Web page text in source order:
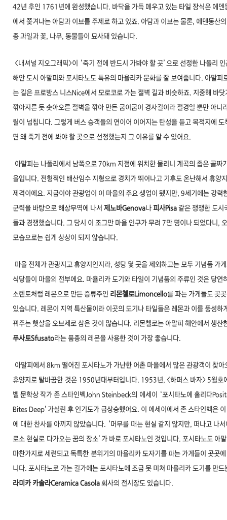
42년 후인 1761년에 완성했습니다. 바닥을 가득 메우고 있는 타일 장식은 에덴
에서 쫓겨나는 아담과 이브를 주제로 하고 있죠. 아담과 이브는 물론, 에덴동산
종 과일과 꽃, 나무, 동물들이 묘사돼 있습니다.
<내셔널 지오그래픽>이 ‘죽기 전에 반드시 가봐야 할 곳’으로 선정한 나폴리
해안 도시 아말피와 포시타노도 특유의 마욜리카 문화를 잘 보여줍니다. 아말피
는 길은 프로방스 니스Nice에서 모로코로 가는 절벽 길과 비슷하죠. 지중해 바닷
깎아지른 듯 솟아오른 절벽을 깎아 만든 굽이굽이 경사길이라 절경일 뿐만 아니
릴이 넘칩니다. 그렇게 버스 승객들의 연이어 이어지는 탄성을 듣고 목적지에 도
면 왜 죽기 전에 봐야 할 곳으로 선정했는지 그 이유를 알 수 있어요.
아말피는 나폴리에서 남쪽으로 70km 지점에 위치한 물리니 계곡의 좁은 골짜
을입니다. 전형적인 배산임수 지형으로 경치가 뛰어나고 기후도 온난해서 휴양
제격이에요. 지금이야 관광업이 이 마을의 주요 생업이 됐지만, 9세기에는 강력
군력을 바탕으로 해상무역에 나서 제노바Genova나 피사Pisa같은 쟁쟁한 도시
들과 경쟁했습니다. 그 당시 이 조그만 마을 인구가 무려 7만 명이나 되었다니,
모습으로는 쉽게 상상이 되지 않습니다.
마을 전체가 관광지고 휴양지인지라, 성당 몇 곳을 제외하고는 모두 기념품 가
식당들이 마을의 전부에요. 마욜리카 도기와 타일이 기념품의 주류인 것은 당연
소렌토처럼 레몬으로 만든 증류주인 리몬첼로Limoncello를 파는 가게들도 곳
있습니다. 레몬이 지역 특산물이라 이곳의 도기나 타일들은 레몬과 이를 풍성하
꿔주는 햇살을 오브제로 삼은 것이 많습니다. 리몬첼로는 아말피 해안에서 생산
푸사토Sfusato라는 품종의 레몬을 사용한 것이 가장 좋습니다.
아말피에서 8km 떨어진 포시타노가 가난한 어촌 마을에서 많은 관광객이 찾아
휴양지로 탈바꿈한 것은 1950년대부터입니다. 1953년, <하퍼스 바자> 5월호
벨 문학상 작가 존 스타인벡John Steinbeck의 에세이 ‘포시타노에 홀리다
Bites Deep’가실린 후 인기도가 급상승했어요. 이 에세이에서 존 스타인벡은
에 대한 찬사를 아끼지 않았습니다. ‘머무를 때는 현실 같지 않지만, 떠나고 나서
로소 현실로 다가오는 꿈의 장소’가 바로 포시타노인 것입니다. 포시타노도 아
마찬가지로 세련되고 독특한 분위기의 마욜리카 도자기를 파는 가게들이 곳곳
니다. 포시타노로 가는 길가에는 포시타노에 조금 못 미쳐 마욜리카 도기를 만
라미카 카솔라Ceramica Casola회사의 전시장도 있습니다.